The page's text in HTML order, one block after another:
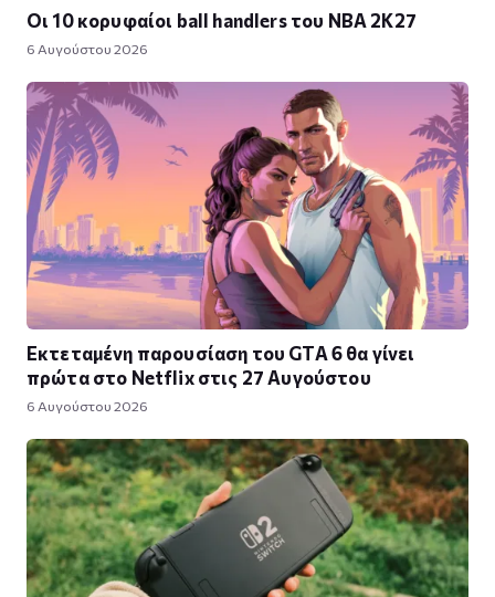
Οι 10 κορυφαίοι ball handlers του NBA 2K27
6 Αυγούστου 2026
Εκτεταμένη παρουσίαση του GTA 6 θα γίνει
πρώτα στο Netflix στις 27 Αυγούστου
6 Αυγούστου 2026